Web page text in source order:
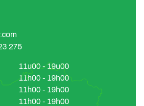
275
11u00 - 19u00
11h00 - 19h00
11h00 - 19h00
11h00 - 19h00